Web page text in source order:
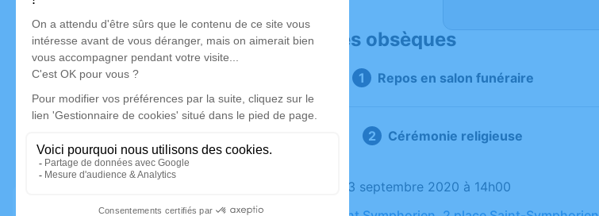
Déroulé des obsèques
Repos en salon funéraire
Cérémonie religieuse
Le jeudi 03 septembre 2020 à 14h00